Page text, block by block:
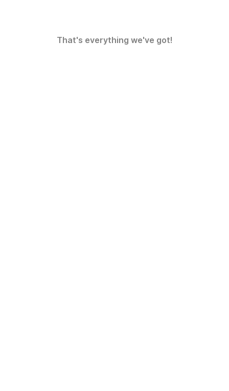
That's everything we've got!